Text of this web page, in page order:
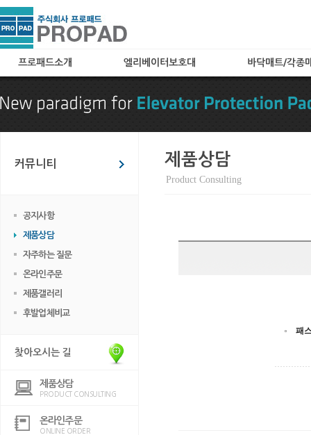
프로패드소개
특허 및 자격
찾아오시는 길
엘리베이터보호대
B타입(메쉬타입)
C타입
카페트(엘레가드) 타입
칼라보드(아트보드) 타입
바닥매트/각종
로비매트
보호용매트
커뮤니티
공지사항
제품상담
자주하는 질문
온라인주문
제품갤러리
후발업체비교
찾아오시는 길
제품상담
PRODUCT CONSULTING
온라인주문
ONLINE ORDER
제품상담
Product Consulting
패